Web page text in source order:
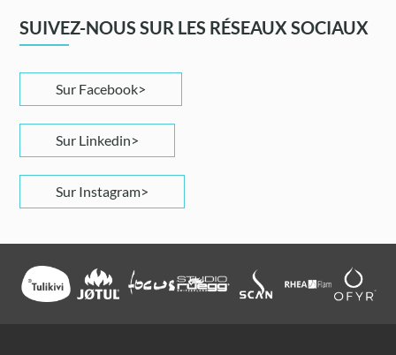
SUIVEZ-NOUS SUR LES RÉSEAUX SOCIAUX
Sur Facebook
Sur Linkedin
Sur Instagram